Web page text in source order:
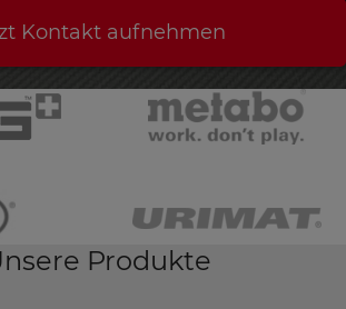
Kontakt aufnehmen
Produkte